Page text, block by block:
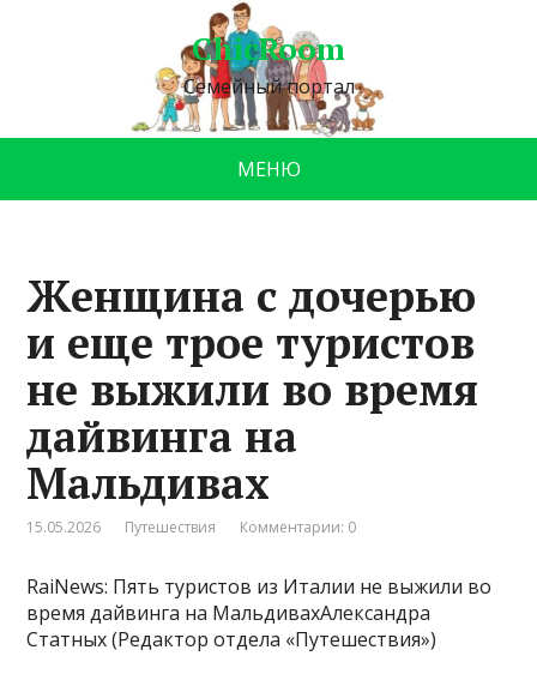
ChicRoom
Семейный портал
МЕНЮ
Женщина с дочерью
и еще трое туристов
не выжили во время
дайвинга на
Мальдивах
15.05.2026 Путешествия Комментарии: 0
RaiNews: Пять туристов из Италии не выжили во
время дайвинга на МальдивахАлександра
Статных (Редактор отдела «Путешествия»)